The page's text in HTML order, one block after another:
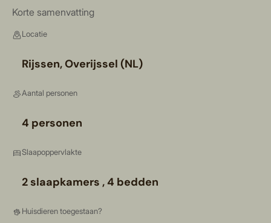
Korte samenvatting
Locatie
Rijssen, Overijssel (NL)
Aantal personen
4 personen
Slaapoppervlakte
2 slaapkamers , 4 bedden
Huisdieren toegestaan?